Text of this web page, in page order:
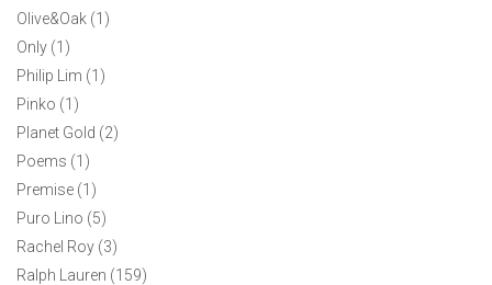
Olive&Oak (1)
Only (1)
Philip Lim (1)
Pinko (1)
Planet Gold (2)
Poems (1)
Premise (1)
Puro Lino (5)
Rachel Roy (3)
Ralph Lauren (159)